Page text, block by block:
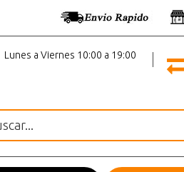
Lunes a Viernes 10:00 a 19:00